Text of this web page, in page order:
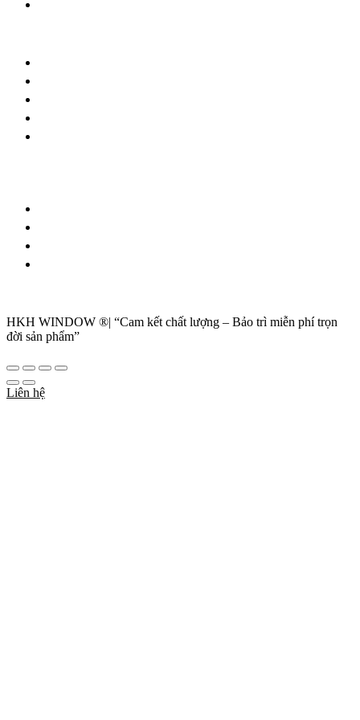
HKH WINDOW ®| “Cam kết chất lượng – Bảo trì miễn phí trọn
đời sản phẩm”
Liên hệ